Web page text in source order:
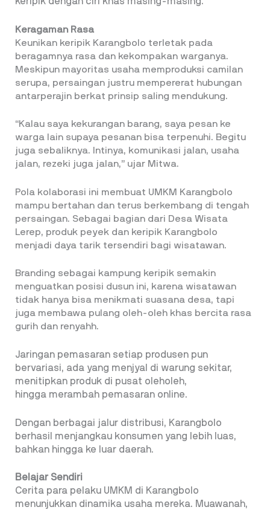
Keragaman Rasa
Keunikan keripik Karangbolo terletak pada
beragamnya rasa dan kekompakan warganya.
Meskipun mayoritas usaha memproduksi camilan
serupa, persaingan justru mempererat hubungan
antarperajin berkat prinsip saling mendukung.
“Kalau saya kekurangan barang, saya pesan ke
warga lain supaya pesanan bisa terpenuhi. Begitu
juga sebaliknya. Intinya, komunikasi jalan, usaha
jalan, rezeki juga jalan,” ujar Mitwa.
Pola kolaborasi ini membuat UMKM Karangbolo
mampu bertahan dan terus berkembang di tengah
persaingan. Sebagai bagian dari Desa Wisata
Lerep, produk peyek dan keripik Karangbolo
menjadi daya tarik tersendiri bagi wisatawan.
Branding sebagai kampung keripik semakin
menguatkan posisi dusun ini, karena wisatawan
tidak hanya bisa menikmati suasana desa, tapi
juga membawa pulang oleh-oleh khas bercita rasa
gurih dan renyahh.
Jaringan pemasaran setiap produsen pun
bervariasi, ada yang menjyal di warung sekitar,
menitipkan produk di pusat oleholeh,
hingga merambah pemasaran online.
Dengan berbagai jalur distribusi, Karangbolo
berhasil menjangkau konsumen yang lebih luas,
bahkan hingga ke luar daerah.
Belajar Sendiri
Cerita para pelaku UMKM di Karangbolo
menunjukkan dinamika usaha mereka. Muawanah,